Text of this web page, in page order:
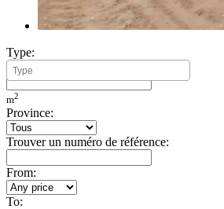
Type:
Minimum Build Area:
m2
Province:
Trouver un numéro de référence:
From:
To: